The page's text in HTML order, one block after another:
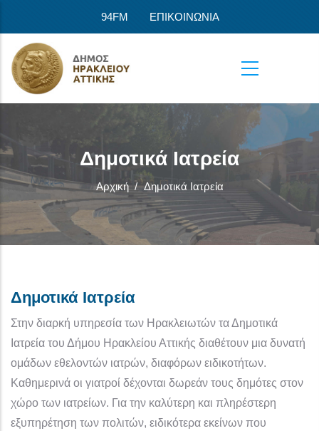
94FM ΕΠΙΚΟΙΝΩΝΙΑ
Δημοτικά Ιατρεία
Αρχική / Δημοτικά Ιατρεία
Δημοτικά Ιατρεία
Στην διαρκή υπηρεσία των Ηρακλειωτών τα Δημοτικά
Ιατρεία του Δήμου Ηρακλείου Αττικής διαθέτουν μια δυνατή
ομάδων εθελοντών ιατρών, διαφόρων ειδικοτήτων.
Καθημερινά οι γιατροί δέχονται δωρεάν τους δημότες στον
χώρο των ιατρείων. Για την καλύτερη και πληρέστερη
εξυπηρέτηση των πολιτών, ειδικότερα εκείνων που